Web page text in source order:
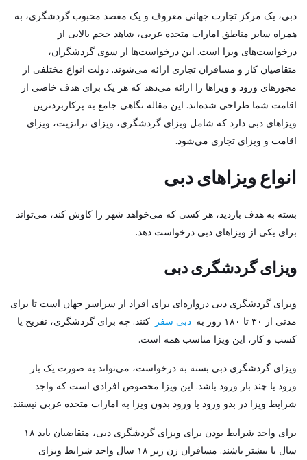
دبی، یک مرکز تجارت جهانی معروف و یک مقصد محبوب گردشگری، به
همراه سایر مناطق امارات متحده عربی، شاهد حجم بالایی از
درخواست‌های ویزا است. این درخواست‌ها از سوی گردشگران،
متقاضیان کار و مسافران تجاری ارائه می‌شوند. دولت انواع مختلفی از
مجوزهای ورود و ویزاها را ارائه می‌دهد که هر یک برای هدف خاصی از
اقامت شما طراحی شده‌اند. این مقاله نگاهی جامع به پرکاربردترین
ویزاهای دبی دارد که شامل ویزای گردشگری، ویزای ترانزیت، ویزای
اقامت و ویزای تجاری می‌شود.
انواع ویزاهای دبی
بسته به هدف بازدید، هر کسی که می‌خواهد شهر را کاوش کند، می‌تواند
برای یکی از ویزاهای دبی درخواست دهد.
ویزای گردشگری دبی
ویزای گردشگری دبی دروازه‌ای برای افراد از سراسر جهان است تا برای
مدتی از ۳۰ تا ۱۸۰ روز به
دبی سفر کنند. چه برای گردشگری، تفریح یا
کسب و کار، این ویزا مناسب همه است.
ویزای گردشگری دبی بسته به درخواست، می‌تواند به صورت یک بار
ورود یا چند بار ورود باشد. این ویزا مخصوص افرادی است که واجد
شرایط ویزا در بدو ورود یا ورود بدون ویزا به امارات متحده عربی نیستند.
برای واجد شرایط بودن برای ویزای گردشگری دبی، متقاضیان باید ۱۸
سال یا بیشتر باشند. مسافران زن زیر ۱۸ سال واجد شرایط ویزای